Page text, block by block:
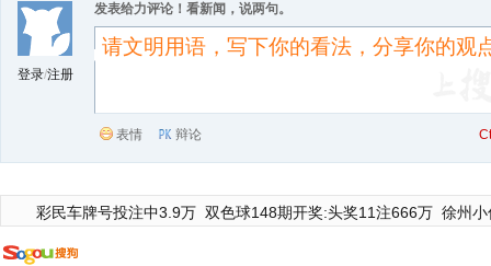
登录/注册
发表给力评论！看新闻，说两句。
表情 辩论
彩民车牌号投注中3.9万 双色球148期开奖:头奖11注666万 徐州